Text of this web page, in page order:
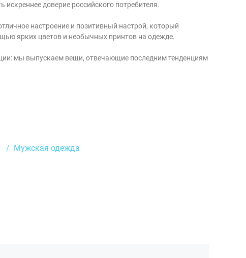
искреннее доверие российского потребителя.
настроение и позитивный настрой, который
ярких цветов и необычных принтов на одежде.
мы выпускаем вещи, отвечающие последним тенденциям
Мужская одежда